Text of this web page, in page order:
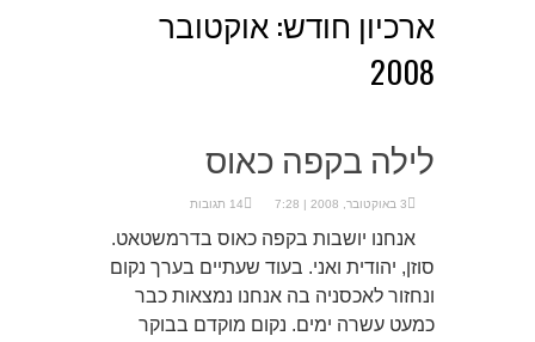
ארכיון חודש: אוקטובר
2008
לילה בקפה כאוס
3 באוקטובר, 2008 | 7:28 14 תגובות
אנחנו יושבות בקפה כאוס בדרמשטאט.
סוזן, יהודית ואני. בעוד שעתיים בערך נקום
ונחזור לאכסניה בה אנחנו נמצאות כבר
כמעט עשרה ימים. נקום מוקדם בבוקר